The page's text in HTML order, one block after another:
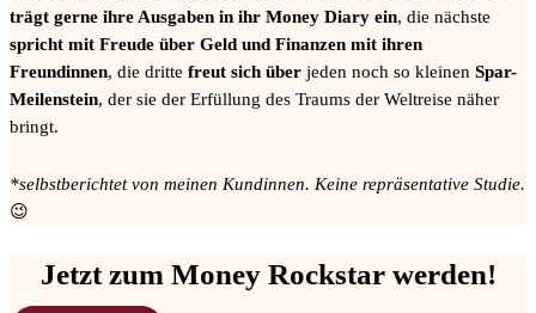
trägt gerne ihre Ausgaben in ihr Money Diary ein, die nächste
spricht mit Freude über Geld und Finanzen mit ihren
Freundinnen, die dritte freut sich über jeden noch so kleinen Spar-
Meilenstein, der sie der Erfüllung des Traums der Weltreise näher
bringt.
*selbstberichtet von meinen Kundinnen. Keine repräsentative Studie.
😉
Jetzt zum Money Rockstar werden!